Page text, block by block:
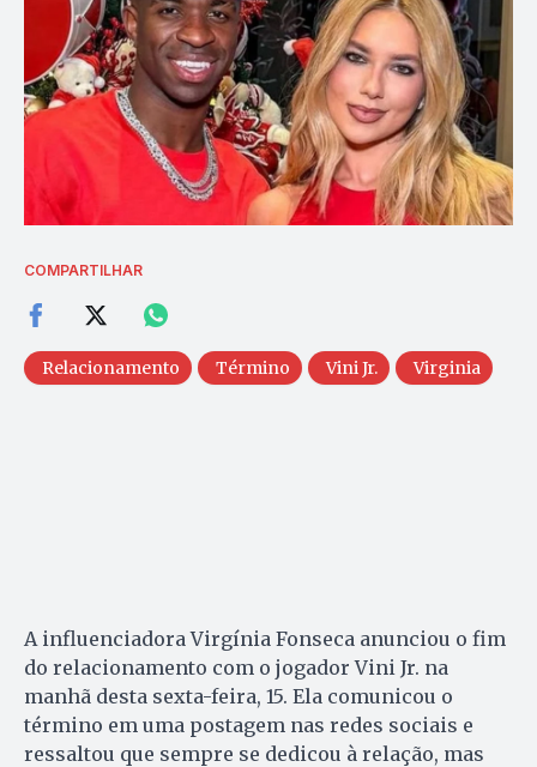
COMPARTILHAR
Relacionamento Término Vini Jr. Virginia
A influenciadora Virgínia Fonseca anunciou o fim
do relacionamento com o jogador Vini Jr. na
manhã desta sexta-feira, 15. Ela comunicou o
término em uma postagem nas redes sociais e
ressaltou que sempre se dedicou à relação, mas